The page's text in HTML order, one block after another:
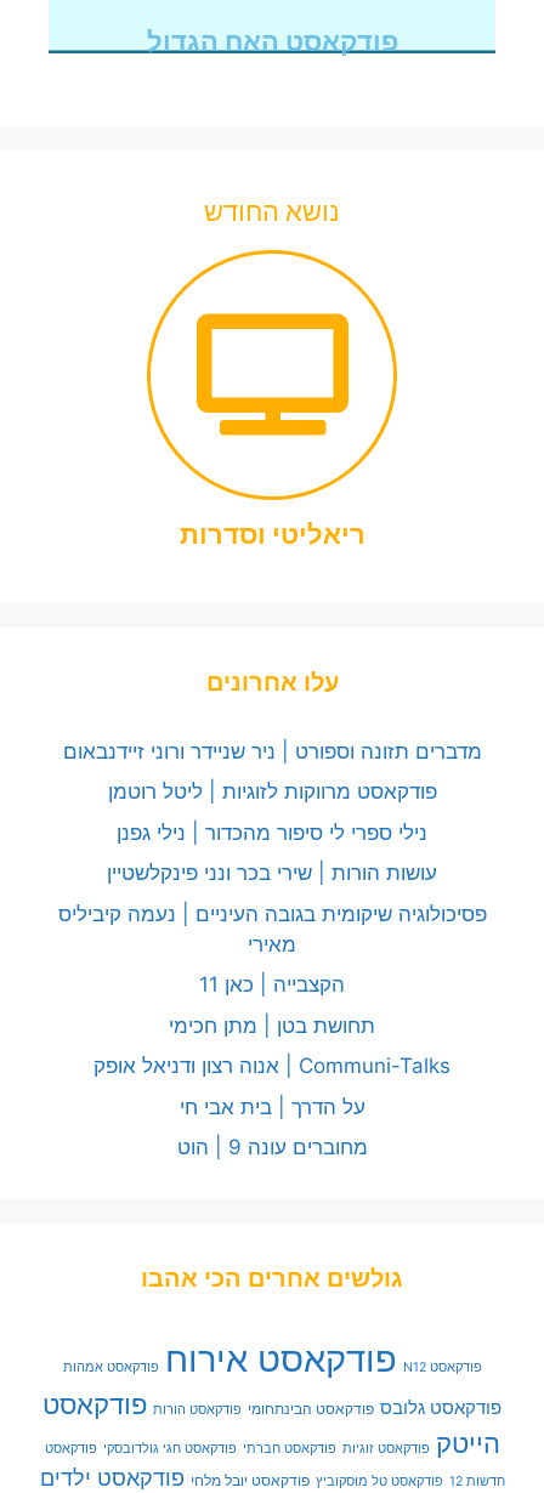
פודקאסט האח הגדול
נושא החודש
ריאליטי וסדרות
עלו אחרונים
מדברים תזונה וספורט | ניר שניידר ורוני זיידנבאום
פודקאסט מרווקות לזוגיות | ליטל רוטמן
נילי ספרי לי סיפור מהכדור | נילי גפנן
עושות הורות | שירי בכר ונני פינקלשטיין
פסיכולוגיה שיקומית בגובה העיניים | נעמה קיביליס
מאירי
הקצבייה | כאן 11
תחושת בטן | מתן חכימי
Communi-Talks | אנוה רצון ודניאל אופק
על הדרך | בית אבי חי
מחוברים עונה 9 | הוט
גולשים אחרים הכי אהבו
פודקאסט N12 פודקאסט אירוח פודקאסט אמהות
פודקאסט גלובס פודקאסט הבינתחומי פודקאסט הורות פודקאסט
הייטק פודקאסט זוגיות פודקאסט חברתי פודקאסט חגי גולדובסקי פודקאסט
חדשות 12 פודקאסט טל מוסקוביץ פודקאסט יובל מלחי פודקאסט ילדים